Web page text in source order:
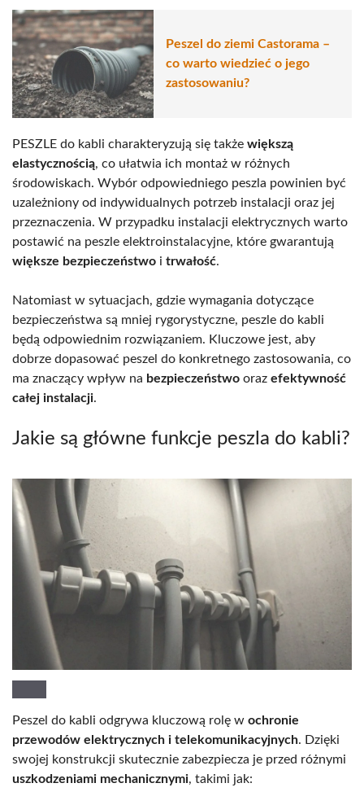
Peszel do ziemi Castorama –
co warto wiedzieć o jego
zastosowaniu?
PESZLE do kabli charakteryzują się także większą
elastycznością, co ułatwia ich montaż w różnych
środowiskach. Wybór odpowiedniego peszla powinien być
uzależniony od indywidualnych potrzeb instalacji oraz jej
przeznaczenia. W przypadku instalacji elektrycznych warto
postawić na peszle elektroinstalacyjne, które gwarantują
większe bezpieczeństwo i trwałość.
Natomiast w sytuacjach, gdzie wymagania dotyczące
bezpieczeństwa są mniej rygorystyczne, peszle do kabli
będą odpowiednim rozwiązaniem. Kluczowe jest, aby
dobrze dopasować peszel do konkretnego zastosowania, co
ma znaczący wpływ na bezpieczeństwo oraz efektywność
całej instalacji.
Jakie są główne funkcje peszla do kabli?
Peszel do kabli odgrywa kluczową rolę w ochronie
przewodów elektrycznych i telekomunikacyjnych. Dzięki
swojej konstrukcji skutecznie zabezpiecza je przed różnymi
uszkodzeniami mechanicznymi, takimi jak: